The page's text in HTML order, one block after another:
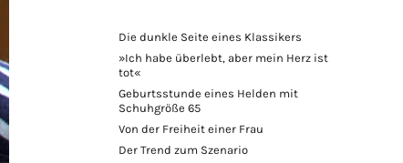
Die dunkle Seite eines Klassikers
»Ich habe überlebt, aber mein Herz ist
tot«
Geburtsstunde eines Helden mit
Schuhgröße 65
Von der Freiheit einer Frau
Der Trend zum Szenario